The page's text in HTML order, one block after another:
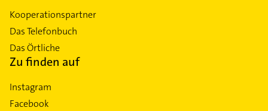
Kooperationspartner
Das Telefonbuch
Das Örtliche
Zu finden auf
Instagram
Facebook